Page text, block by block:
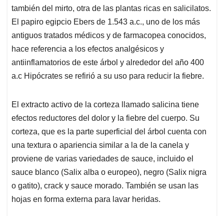
también del mirto, otra de las plantas ricas en salicilatos.
El papiro egipcio Ebers de 1.543 a.c., uno de los más
antiguos tratados médicos y de farmacopea conocidos,
hace referencia a los efectos analgésicos y
antiinflamatorios de este árbol y alrededor del año 400
a.c Hipócrates se refirió a su uso para reducir la fiebre.
El extracto activo de la corteza llamado salicina tiene
efectos reductores del dolor y la fiebre del cuerpo. Su
corteza, que es la parte superficial del árbol cuenta con
una textura o apariencia similar a la de la canela y
proviene de varias variedades de sauce, incluido el
sauce blanco (Salix alba o europeo), negro (Salix nigra
o gatito), crack y sauce morado. También se usan las
hojas en forma externa para lavar heridas.